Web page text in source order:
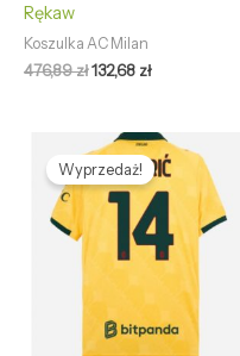
Rękaw
Koszulka AC Milan
476,89zł132,68 zł
Wyprzedaż!
Pierwotna
cena
wynosiła:
476,89 zł.
Aktualna
cena
wynosi:
132,68 zł.